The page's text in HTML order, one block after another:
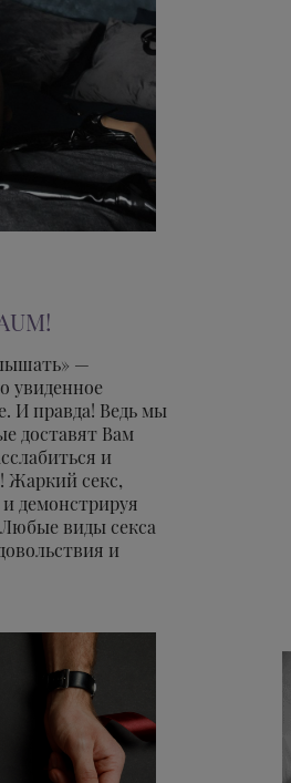
—
увиденное
И правда! Ведь мы
доставят Вам
и
Жаркий секс,
демонстрируя
виды секса
и